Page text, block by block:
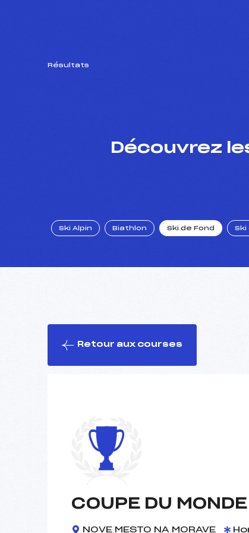
Résultats
Découvrez
Ski Alpin Biathlon Ski de Fond Ski
Retour aux courses
COUPE DU
NOVE MESTO NA MORAVE